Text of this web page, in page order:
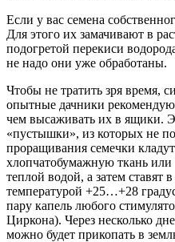
Если у вас семена
Для этого их замачивают в
подогретой перекиси
не надо они уже обработаны.
Чтобы не тратить зря время,
опытные дачники
чем высаживать их в ящики.
«пустышки», из которых не
проращивания семечки
хлопчатобумажную ткань
теплой водой, а затем ставят
температурой +25…+28
пару капель любого
Циркона). Через несколько
можно будет прикопать в